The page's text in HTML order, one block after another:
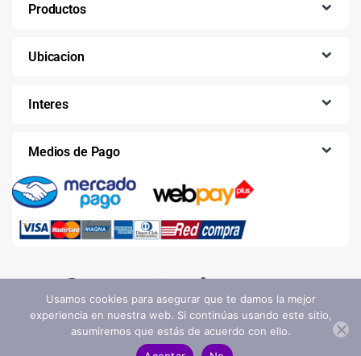
AGREGAR AL CARRITO
Productos
Ubicacion
Interes
Medios de Pago
Usamos cookies para asegurar que te damos la mejor
experiencia en nuestra web. Si continúas usando este sitio,
asumiremos que estás de acuerdo con ello.